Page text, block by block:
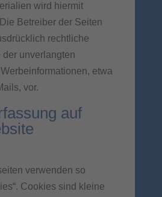
wird hiermit
Betreiber der Seiten
rechtliche
unverlangten
etwa
vor.
auf
verwenden so
Cookies sind kleine